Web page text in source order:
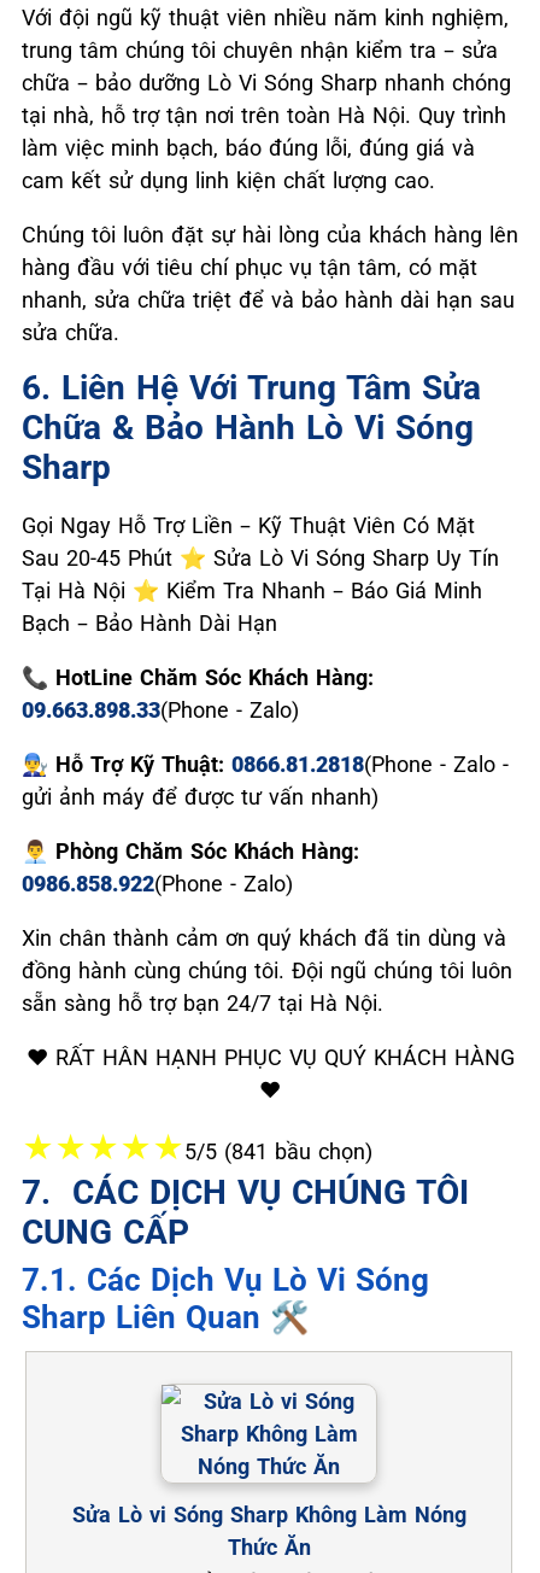
Với đội ngũ kỹ thuật viên nhiều năm kinh nghiệm,
trung tâm chúng tôi chuyên nhận kiểm tra – sửa
chữa – bảo dưỡng Lò Vi Sóng Sharp nhanh chóng
tại nhà, hỗ trợ tận nơi trên toàn Hà Nội. Quy trình
làm việc minh bạch, báo đúng lỗi, đúng giá và
cam kết sử dụng linh kiện chất lượng cao.
Chúng tôi luôn đặt sự hài lòng của khách hàng lên
hàng đầu với tiêu chí phục vụ tận tâm, có mặt
nhanh, sửa chữa triệt để và bảo hành dài hạn sau
sửa chữa.
6. Liên Hệ Với Trung Tâm Sửa
Chữa & Bảo Hành Lò Vi Sóng
Sharp
Gọi Ngay Hỗ Trợ Liền – Kỹ Thuật Viên Có Mặt
Sau 20-45 Phút ⭐ Sửa Lò Vi Sóng Sharp Uy Tín
Tại Hà Nội ⭐ Kiểm Tra Nhanh – Báo Giá Minh
Bạch – Bảo Hành Dài Hạn
📞 HotLine Chăm Sóc Khách Hàng:
09.663.898.33(Phone - Zalo)
👨‍🔧 Hỗ Trợ Kỹ Thuật: 0866.81.2818(Phone - Zalo -
gửi ảnh máy để được tư vấn nhanh)
👨‍💼 Phòng Chăm Sóc Khách Hàng:
0986.858.922(Phone - Zalo)
Xin chân thành cảm ơn quý khách đã tin dùng và
đồng hành cùng chúng tôi. Đội ngũ chúng tôi luôn
sẵn sàng hỗ trợ bạn 24/7 tại Hà Nội.
❤️ RẤT HÂN HẠNH PHỤC VỤ QUÝ KHÁCH HÀNG
❤️
★★★★★5/5 (841 bầu chọn)
7. ️ CÁC DỊCH VỤ CHÚNG TÔI
CUNG CẤP
7.1. Các Dịch Vụ Lò Vi Sóng
Sharp Liên Quan 🛠️
Sửa Lò vi Sóng Sharp Không Làm Nóng
Thức Ăn